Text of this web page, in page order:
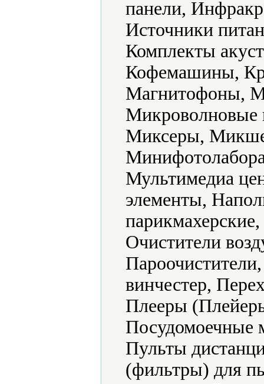
панели,
Источники
Комплекты
Кофемашины,
Магнитофоны,
Миксеры,
Мультимедиа
элементы,
Очистители
винчестер,
Плееры
Посудомоечные
Пульты
(фильтры) для